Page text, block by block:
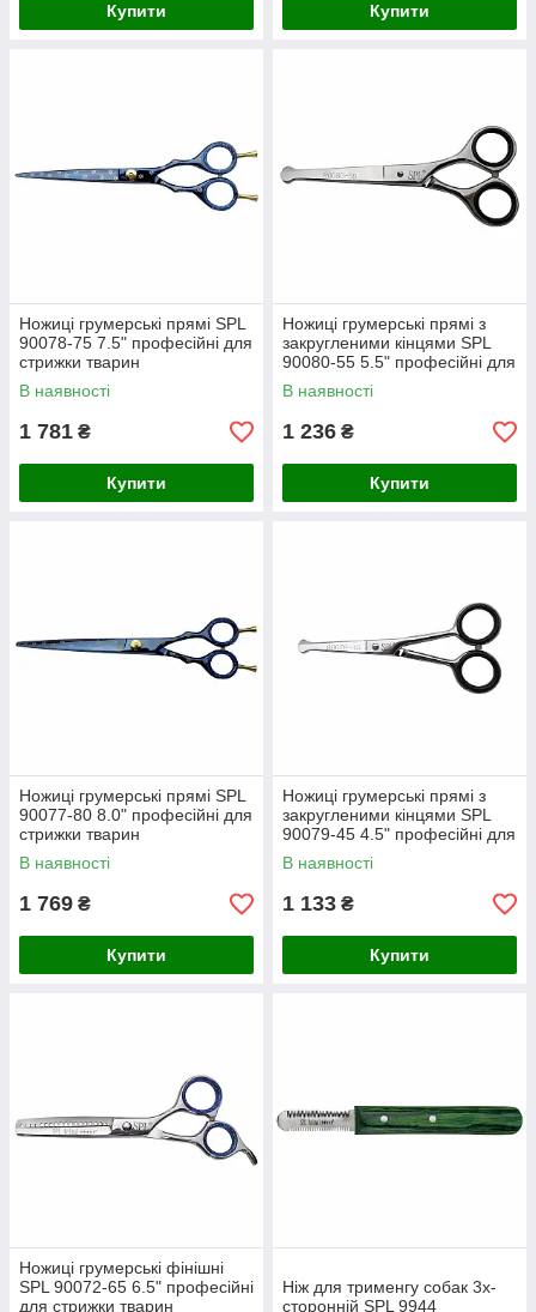
Купити Купити
Ножиці грумерські прямі SPL
90078-75 7.5" професійні для
стрижки тварин
В наявності
1 781 ₴
Купити
Ножиці грумерські прямі з
закругленими кінцями SPL
90080-55 5.5" професійні для
стрижки тварин
В наявності
1 236 ₴
Купити
Ножиці грумерські прямі SPL
90077-80 8.0" професійні для
стрижки тварин
В наявності
1 769 ₴
Купити
Ножиці грумерські прямі з
закругленими кінцями SPL
90079-45 4.5" професійні для
стрижки тварин
В наявності
1 133 ₴
Купити
Ножиці грумерські фінішні
SPL 90072-65 6.5" професійні
для стрижки тварин
Ніж для трименгу собак 3х-
сторонній SPL 9944